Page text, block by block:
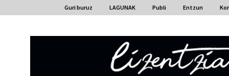
Guri buruz LAGUNAK Publi Entzun